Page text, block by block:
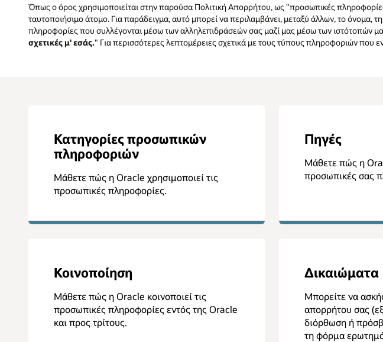
Όπως ο όρος χρησιμοποιείται στην παρούσα Πολιτική Απορρήτου, ως "προσωπικές
ταυτοποιήσιμο άτομο. Για παράδειγμα, αυτό μπορεί να περιλαμβάνει, μεταξύ άλλων, το όνομα,
πληροφορίες που συλλέγονται μέσω των αλληλεπιδράσεών σας μαζί μας μέσω των ιστότοπών
σχετικές μ' εσάς." Για περισσότερες λεπτομέρειες σχετικά με τους τύπους πληροφοριών που
Κατηγορίες προσωπικών
πληροφοριών
Μάθετε πώς η Oracle χρησιμοποιεί τις
προσωπικές πληροφορίες.
Πηγές
Μάθετε πώς η
προσωπικές σας
Κοινοποίηση
Μάθετε πώς η Oracle κοινοποιεί τις
προσωπικές πληροφορίες εντός της Oracle
και προς τρίτους.
Δικαιώματα
Μπορείτε να
απορρήτου σας
διόρθωση ή
τη φόρμα